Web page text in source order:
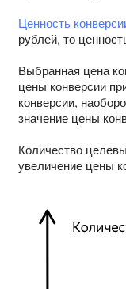
Ценность
рублей, то
Выбранная цена
цены конверсии
конверсии,
значение цены
Количество
увеличение цены